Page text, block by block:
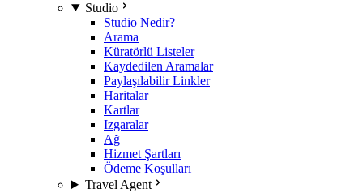
Studio
Studio Nedir?
Arama
Küratörlü Listeler
Kaydedilen Aramalar
Paylaşılabilir Linkler
Haritalar
Kartlar
Izgaralar
Ağ
Hizmet Şartları
Ödeme Koşulları
Travel Agent